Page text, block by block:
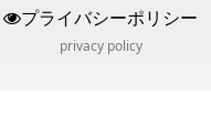
プライバシーポリシー
privacy policy